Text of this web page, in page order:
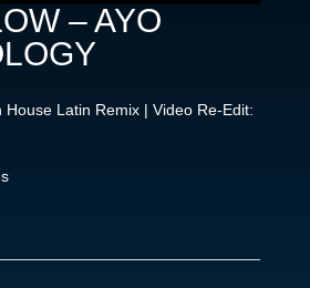
– AYO
House Latin Remix | Video Re-Edit: